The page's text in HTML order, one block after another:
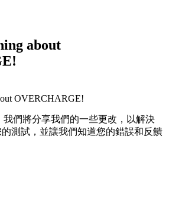
about
我們將分享我們的一些更改，以解決
測試，並讓我們知道您的錯誤和反饋